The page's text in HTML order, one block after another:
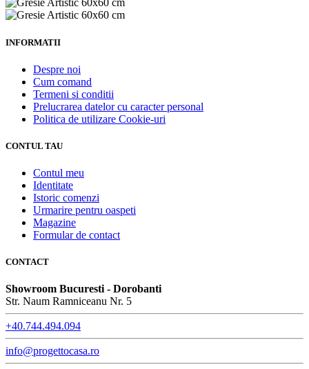
INFORMATII
Despre noi
Cum comand
Termeni si conditii
Prelucrarea datelor cu caracter personal
Politica de utilizare Cookie-uri
CONTUL TAU
Contul meu
Identitate
Istoric comenzi
Urmarire pentru oaspeti
Magazine
Formular de contact
CONTACT
Showroom Bucuresti - Dorobanti
Str. Naum Ramniceanu Nr. 5
+40.744.494.094
info@progettocasa.ro